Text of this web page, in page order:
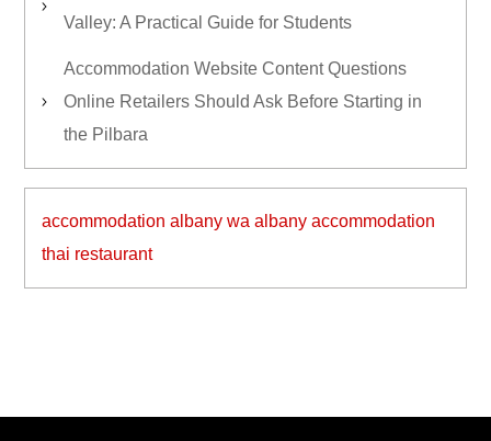
Valley: A Practical Guide for Students
Accommodation Website Content Questions
Online Retailers Should Ask Before Starting in
the Pilbara
accommodation albany wa albany accommodation
thai restaurant